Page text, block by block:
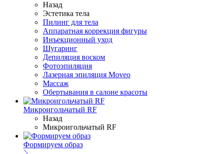
Назад
Эстетика тела
Пилинг для тела
Аппаратная коррекция фигуры
Инъекционный уход
Шугаринг
Депиляция воском
Фотоэпиляция
Лазерная эпиляция Moveo
Массаж
Обертывания в салоне красоты
Микроигольчатый RF
Назад
Микроигольчатый RF
Формируем образ